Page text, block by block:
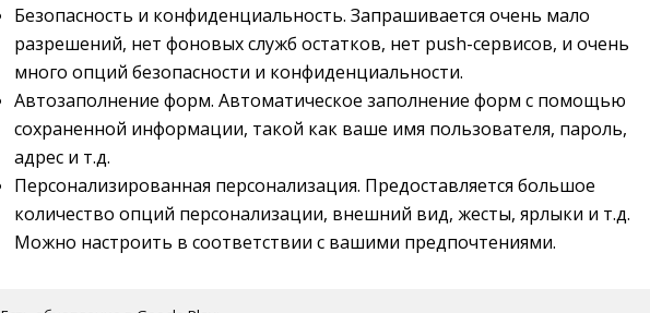
Безопасность и конфиденциальность. Запрашивается очень мало
разрешений, нет фоновых служб остатков, нет push-сервисов, и очень
много опций безопасности и конфиденциальности.
Автозаполнение форм. Автоматическое заполнение форм с помощью
сохраненной информации, такой как ваше имя пользователя, пароль,
адрес и т.д.
Персонализированная персонализация. Предоставляется большое
количество опций персонализации, внешний вид, жесты, ярлыки и т.д.
Можно настроить в соответствии с вашими предпочтениями.